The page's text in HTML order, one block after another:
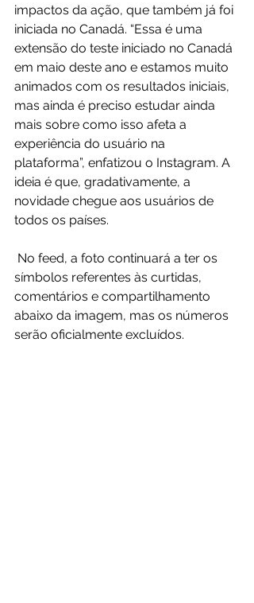
impactos da ação, que também já foi
iniciada no Canadá. “Essa é uma
extensão do teste iniciado no Canadá
em maio deste ano e estamos muito
animados com os resultados iniciais,
mas ainda é preciso estudar ainda
mais sobre como isso afeta a
experiência do usuário na
plataforma”, enfatizou o Instagram. A
ideia é que, gradativamente, a
novidade chegue aos usuários de
todos os países.
símbolos referentes às curtidas,
comentários e compartilhamento
abaixo da imagem, mas os números
serão oficialmente excluídos.